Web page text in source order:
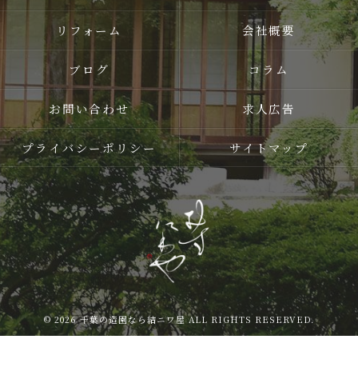
リフォーム 会社概要
ブログ コラム
お問い合わせ 求人広告
プライバシーポリシー サイトマップ
© 2026 千葉の造園なら結ニワ屋 ALL RIGHTS RESERVED.